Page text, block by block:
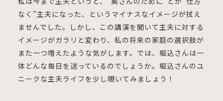
なく”主夫になった、というマイナスなイメージが拭え
ませんでした。しかし、この講演を聞いて主夫に対する
イメージがガラリと変わり、私の将来の家庭の選択肢が
また一つ増えたような気がします。では、堀込さんは一
体どんな毎日を送っているのでしょうか。堀込さんのユ
ニークな主夫ライフを少し覗いてみましょう！